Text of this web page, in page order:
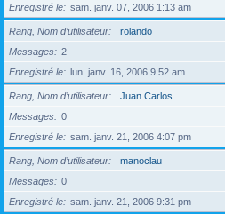
Enregistré le
sam. janv. 07, 2006 1:13 am
Rang, Nom d’utilisateur
rolando
Messages
2
Enregistré le
lun. janv. 16, 2006 9:52 am
Rang, Nom d’utilisateur
Juan Carlos
Messages
0
Enregistré le
sam. janv. 21, 2006 4:07 pm
Rang, Nom d’utilisateur
manoclau
Messages
0
Enregistré le
sam. janv. 21, 2006 9:31 pm